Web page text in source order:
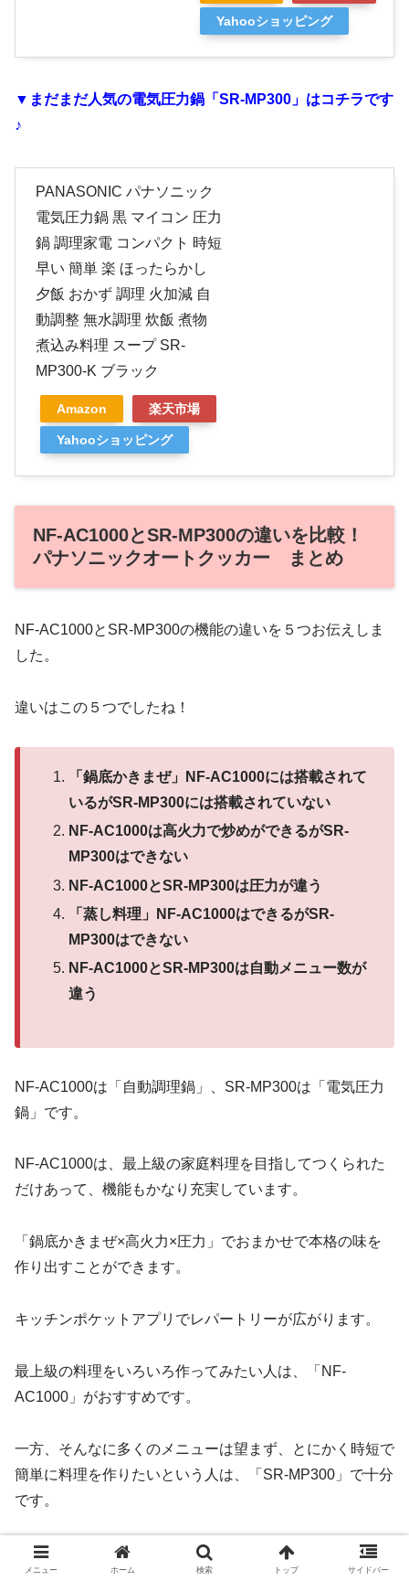
Yahooショッピング
▼まだまだ人気の電気圧力鍋「SR-MP300」はコチラです
♪
PANASONIC パナソニック
電気圧力鍋 黒 マイコン 圧力
鍋 調理家電 コンパクト 時短
早い 簡単 楽 ほったらかし
夕飯 おかず 調理 火加減 自
動調整 無水調理 炊飯 煮物
煮込み料理 スープ SR-
MP300-K ブラック
Amazon 楽天市場
Yahooショッピング
NF-AC1000とSR-MP300の違いを比較！
パナソニックオートクッカー まとめ
NF-AC1000とSR-MP300の機能の違いを５つお伝えしま
した。
違いはこの５つでしたね！
「鍋底かきまぜ」NF-AC1000には搭載されて
いるがSR-MP300には搭載されていない
NF-AC1000は高火力で炒めができるがSR-
MP300はできない
NF-AC1000とSR-MP300は圧力が違う
「蒸し料理」NF-AC1000はできるがSR-
MP300はできない
NF-AC1000とSR-MP300は自動メニュー数が
違う
NF-AC1000は「自動調理鍋」、SR-MP300は「電気圧力
鍋」です。
NF-AC1000は、最上級の家庭料理を目指してつくられた
だけあって、機能もかなり充実しています。
「鍋底かきまぜ×高火力×圧力」でおまかせで本格の味を
作り出すことができます。
キッチンポケットアプリでレパートリーが広がります。
最上級の料理をいろいろ作ってみたい人は、「NF-
AC1000」がおすすめです。
一方、そんなに多くのメニューは望まず、とにかく時短で
簡単に料理を作りたいという人は、「SR-MP300」で十分
です。
SR-MP300も、難しい火加減もおまかせ、時間のかかる料
理も圧力調理で短時間で美味しく仕上げてくれますよ。
メニュー ホーム 検索 トップ サイドバー